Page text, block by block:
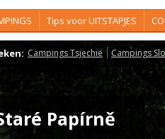
Tips voor UITSTAPJES
Campings Tsjechië Campings
Papírně